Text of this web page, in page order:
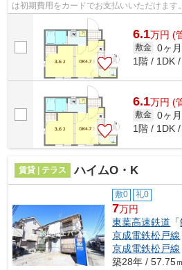
は初期費用をカードでお支払いいただけます
物件で、オシャレな室内が魅力的。こち...
6.1万円 (
敷金 0ヶ月
1階 / 1DK
6.1万円 (
敷金 0ヶ月
1階 / 1DK
賃貸 | テラス ハイムO・K
敷0 礼0
7万円
東葉高速鉄道 「
京成電鉄松戸線
京成電鉄松戸線
築28年 / 57.75